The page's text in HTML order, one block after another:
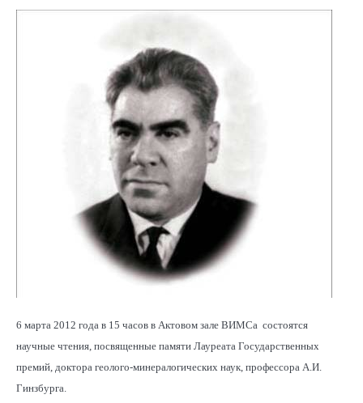
6 марта 2012 года в 15 часов в Актовом зале ВИМСа состоятся
научные чтения, посвященные памяти Лауреата Государственных
премий, доктора геолого-минералогических наук, профессора А.И.
Гинзбурга.